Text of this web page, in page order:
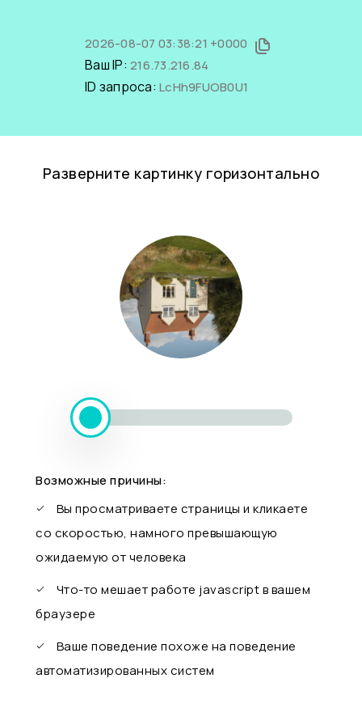
2026-08-07 03:38:21 +0000
Ваш IP: 216.73.216.84
ID запроса: LcHh9FUOB0U1
Разверните картинку горизонтально
Возможные причины:
Вы просматриваете страницы и кликаете
со скоростью, намного превышающую
ожидаемую от человека
Что-то мешает работе javascript в вашем
браузере
Ваше поведение похоже на поведение
автоматизированных систем